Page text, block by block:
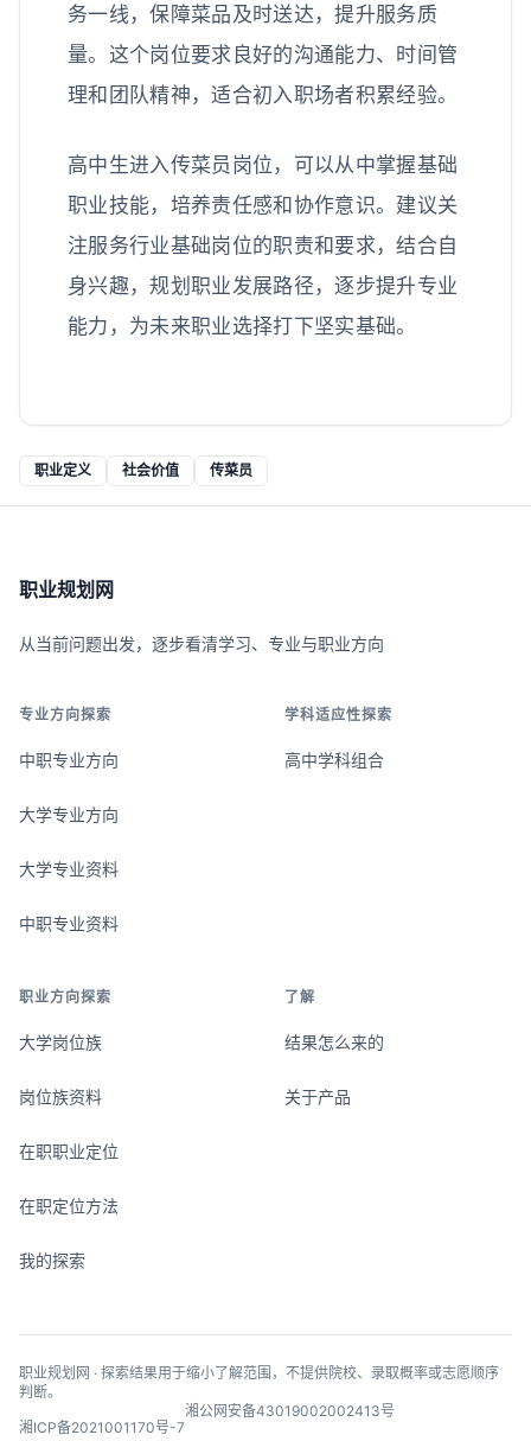
务一线，保障菜品及时送达，提升服务质
量。这个岗位要求良好的沟通能力、时间管
理和团队精神，适合初入职场者积累经验。
高中生进入传菜员岗位，可以从中掌握基础
职业技能，培养责任感和协作意识。建议关
注服务行业基础岗位的职责和要求，结合自
身兴趣，规划职业发展路径，逐步提升专业
能力，为未来职业选择打下坚实基础。
职业定义 社会价值 传菜员
职业规划网
从当前问题出发，逐步看清学习、专业与职业方向
专业方向探索
中职专业方向
大学专业方向
大学专业资料
中职专业资料
学科适应性探索
高中学科组合
职业方向探索
大学岗位族
岗位族资料
在职职业定位
在职定位方法
我的探索
了解
结果怎么来的
关于产品
职业规划网 · 探索结果用于缩小了解范围，不提供院校、录取概率或志愿顺序
判断。
湘ICP备2021001170号-7
湘公网安备43019002002413号